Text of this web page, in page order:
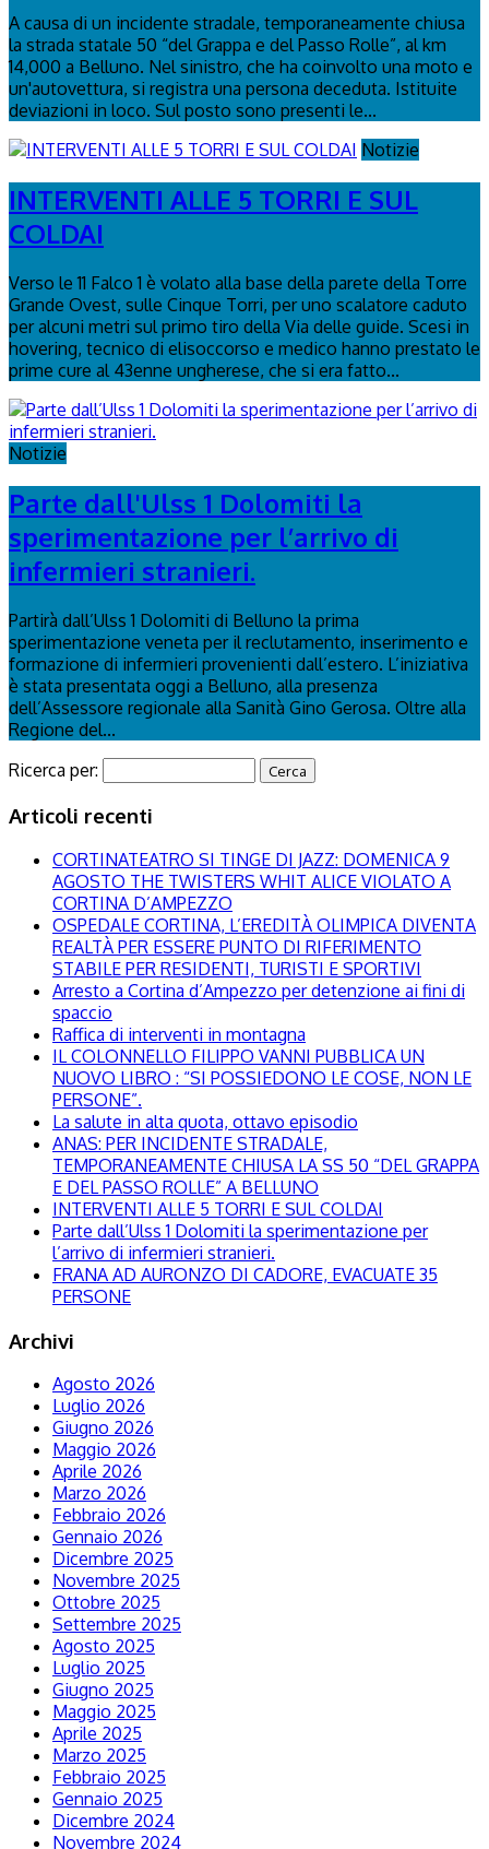
A causa di un incidente stradale, temporaneamente chiusa
la strada statale 50 “del Grappa e del Passo Rolle”, al km
14,000 a Belluno. Nel sinistro, che ha coinvolto una moto e
un'autovettura, si registra una persona deceduta. Istituite
deviazioni in loco. Sul posto sono presenti le...
Notizie
INTERVENTI ALLE 5 TORRI E SUL
COLDAI
Verso le 11 Falco 1 è volato alla base della parete della Torre
Grande Ovest, sulle Cinque Torri, per uno scalatore caduto
per alcuni metri sul primo tiro della Via delle guide. Scesi in
hovering, tecnico di elisoccorso e medico hanno prestato le
prime cure al 43enne ungherese, che si era fatto...
Notizie
Parte dall'Ulss 1 Dolomiti la
sperimentazione per l’arrivo di
infermieri stranieri.
Partirà dall’Ulss 1 Dolomiti di Belluno la prima
sperimentazione veneta per il reclutamento, inserimento e
formazione di infermieri provenienti dall’estero. L’iniziativa
è stata presentata oggi a Belluno, alla presenza
dell’Assessore regionale alla Sanità Gino Gerosa. Oltre alla
Regione del...
Ricerca per:
Articoli recenti
CORTINATEATRO SI TINGE DI JAZZ: DOMENICA 9
AGOSTO THE TWISTERS WHIT ALICE VIOLATO A
CORTINA D’AMPEZZO
OSPEDALE CORTINA, L’EREDITÀ OLIMPICA DIVENTA
REALTÀ PER ESSERE PUNTO DI RIFERIMENTO
STABILE PER RESIDENTI, TURISTI E SPORTIVI
Arresto a Cortina d’Ampezzo per detenzione ai fini di
spaccio
Raffica di interventi in montagna
IL COLONNELLO FILIPPO VANNI PUBBLICA UN
NUOVO LIBRO : “SI POSSIEDONO LE COSE, NON LE
PERSONE”.
La salute in alta quota, ottavo episodio
ANAS: PER INCIDENTE STRADALE,
TEMPORANEAMENTE CHIUSA LA SS 50 “DEL GRAPPA
E DEL PASSO ROLLE” A BELLUNO
INTERVENTI ALLE 5 TORRI E SUL COLDAI
Parte dall’Ulss 1 Dolomiti la sperimentazione per
l’arrivo di infermieri stranieri.
FRANA AD AURONZO DI CADORE, EVACUATE 35
PERSONE
Archivi
Agosto 2026
Luglio 2026
Giugno 2026
Maggio 2026
Aprile 2026
Marzo 2026
Febbraio 2026
Gennaio 2026
Dicembre 2025
Novembre 2025
Ottobre 2025
Settembre 2025
Agosto 2025
Luglio 2025
Giugno 2025
Maggio 2025
Aprile 2025
Marzo 2025
Febbraio 2025
Gennaio 2025
Dicembre 2024
Novembre 2024